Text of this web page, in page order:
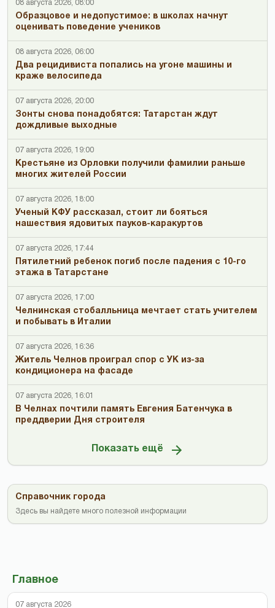
08 августа 2026, 08:00
Образцовое и недопустимое: в школах начнут
оценивать поведение учеников
08 августа 2026, 06:00
Два рецидивиста попались на угоне машины и
краже велосипеда
07 августа 2026, 20:00
Зонты снова понадобятся: Татарстан ждут
дождливые выходные
07 августа 2026, 19:00
Крестьяне из Орловки получили фамилии раньше
многих жителей России
07 августа 2026, 18:00
Ученый КФУ рассказал, стоит ли бояться
нашествия ядовитых пауков-каракуртов
07 августа 2026, 17:44
Пятилетний ребенок погиб после падения с 10-го
этажа в Татарстане
07 августа 2026, 17:00
Челнинская стобалльница мечтает стать учителем
и побывать в Италии
07 августа 2026, 16:36
Житель Челнов проиграл спор с УК из-за
кондиционера на фасаде
07 августа 2026, 16:01
В Челнах почтили память Евгения Батенчука в
преддверии Дня строителя
Показать ещё
Справочник города
Здесь вы найдете много полезной информации
Главное
07 августа 2026